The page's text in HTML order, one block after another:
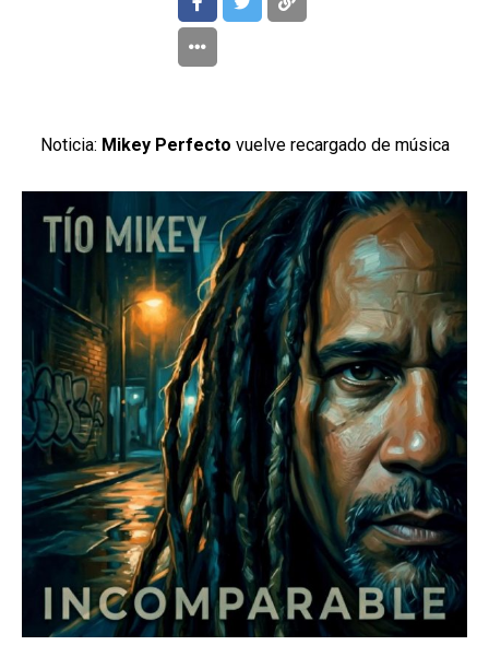
Noticia: Mikey Perfecto vuelve recargado de música